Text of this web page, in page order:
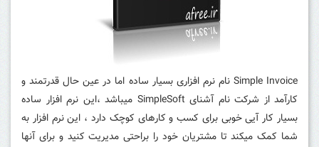
Simple Invoice نام نرم افزاری بسیار ساده اما در عین حال قدرتمند و
کارآمد از شرکت نام آشنای SimpleSoft میباشد ،این نرم افزار ساده
بسیار کار آیی خوبی برای کسب و کارهای کوچک دارد ، این نرم افزار به
شما کمک میکند تا مشتریان خود را براحتی مدیریت کنید و برای آنها